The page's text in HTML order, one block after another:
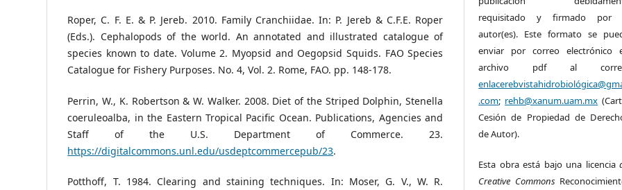
Roper, C. F. E. & P. Jereb. 2010. Family Cranchiidae. In: P. Jereb & C.F.E. Roper
(Eds.). Cephalopods of the world. An annotated and illustrated catalogue of
species known to date. Volume 2. Myopsid and Oegopsid Squids. FAO Species
Catalogue for Fishery Purposes. No. 4, Vol. 2. Rome, FAO. pp. 148-178.
Perrin, W., K. Robertson & W. Walker. 2008. Diet of the Striped Dolphin, Stenella
coeruleoalba, in the Eastern Tropical Pacific Ocean. Publications, Agencies and
Staff of the U.S. Department of Commerce. 23.
https://digitalcommons.unl.edu/usdeptcommercepub/23.
Potthoff, T. 1984. Clearing and staining techniques. In: Moser, G. V., W. R.
requisitado y firmado por
autor(es). Este formato se
enviar por correo electrónico
archivo pdf al
.com; rehb@xanum.uam.mx
Cesión de Propiedad de
de Autor).
Esta obra está bajo una licencia
Creative Commons